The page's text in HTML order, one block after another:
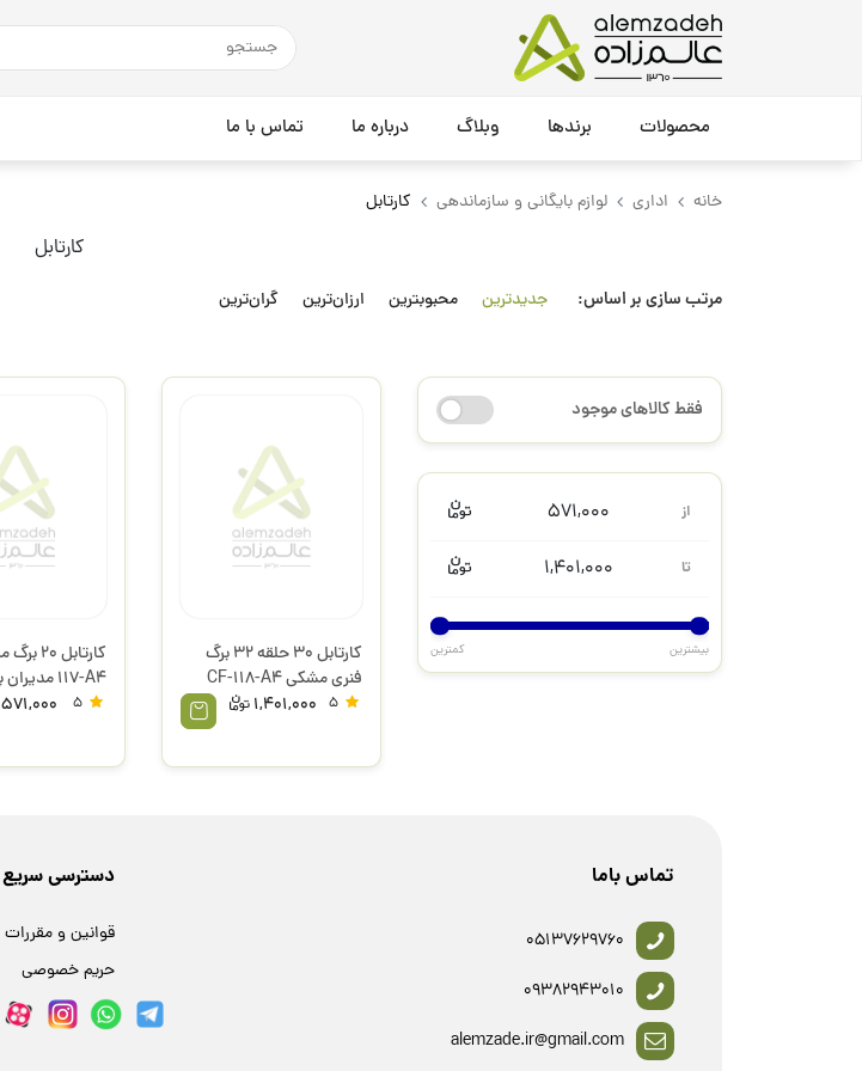
محصولات برندها وبلاگ درباره ما تماس با ما
خانه اداری لوازم بایگانی و سازماندهی کارتابل
کارتابل
مرتب سازی بر اساس: جدیدترین محبوبترین ارزان‌ترین گران‌ترین
فقط کالاهای موجود
از 571,000
تا 1,401,000
بیشترین کمترین
کارتابل 30 حلقه 32 برگ
فنری مشکی CF-118-A4
مدیران پاپکو
1,401,000
117-A4 مدیران پاپکو
571,000
تماس باما
05137629760
09382943010
alemzade.ir@gmail.com
دسترسی سریع
قوانین و مقررات
حریم خصوصی